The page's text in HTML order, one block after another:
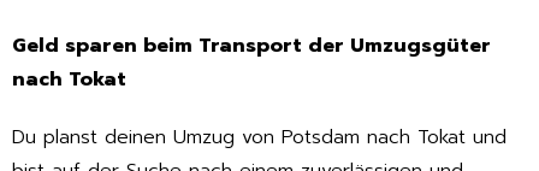
Geld sparen beim Transport der Umzugsgüter
nach Tokat
Du planst deinen Umzug von Potsdam nach Tokat und